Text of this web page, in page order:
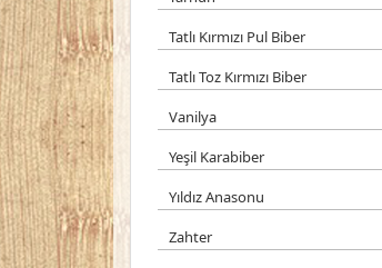
Tatlı Kırmızı Pul Biber
Tatlı Toz Kırmızı Biber
Vanilya
Yeşil Karabiber
Yıldız Anasonu
Zahter